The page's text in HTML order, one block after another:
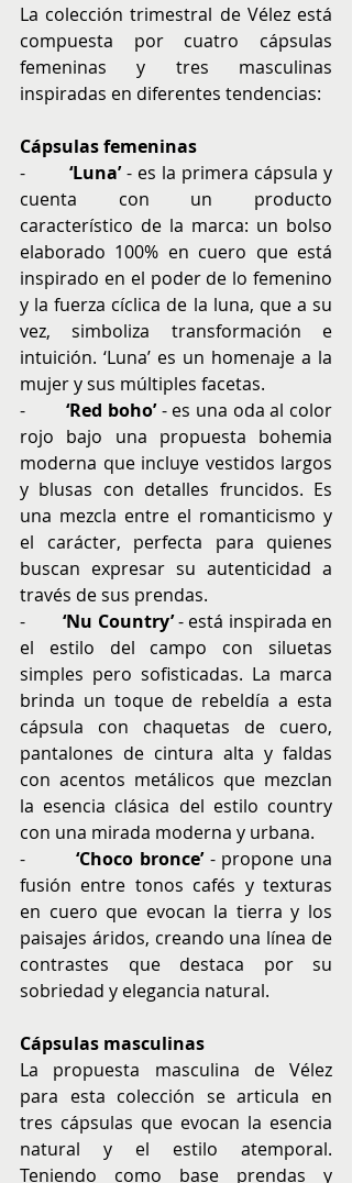
La colección trimestral de Vélez está
compuesta por cuatro cápsulas
femeninas y tres masculinas
inspiradas en diferentes tendencias:
Cápsulas femeninas
- ‘Luna’ - es la primera cápsula y
cuenta con un producto
característico de la marca: un bolso
elaborado 100% en cuero que está
inspirado en el poder de lo femenino
y la fuerza cíclica de la luna, que a su
vez, simboliza transformación e
intuición. ‘Luna’ es un homenaje a la
mujer y sus múltiples facetas.
- ‘Red boho’ - es una oda al color
rojo bajo una propuesta bohemia
moderna que incluye vestidos largos
y blusas con detalles fruncidos. Es
una mezcla entre el romanticismo y
el carácter, perfecta para quienes
buscan expresar su autenticidad a
través de sus prendas.
- ‘Nu Country’ - está inspirada en
el estilo del campo con siluetas
simples pero sofisticadas. La marca
brinda un toque de rebeldía a esta
cápsula con chaquetas de cuero,
pantalones de cintura alta y faldas
con acentos metálicos que mezclan
la esencia clásica del estilo country
con una mirada moderna y urbana.
- ‘Choco bronce’ - propone una
fusión entre tonos cafés y texturas
en cuero que evocan la tierra y los
paisajes áridos, creando una línea de
contrastes que destaca por su
sobriedad y elegancia natural.
Cápsulas masculinas
La propuesta masculina de Vélez
para esta colección se articula en
tres cápsulas que evocan la esencia
natural y el estilo atemporal.
Teniendo como base prendas y